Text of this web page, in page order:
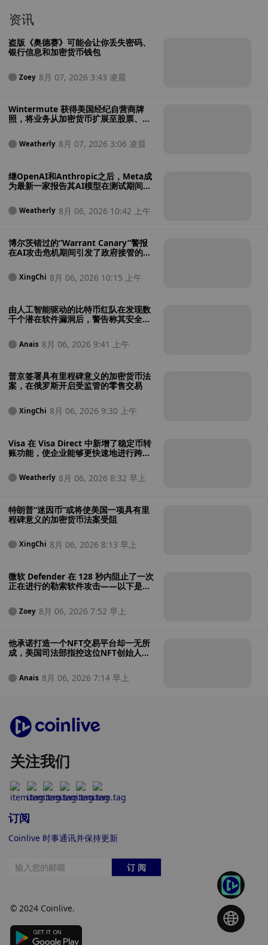
资讯
盗版《奥德赛》可能会让你丢失密码、
银行信息和加密货币钱包
Zoey 8月 07, 2026 3:43 凌晨
Wintermute 获得美国经纪自营商牌
照，将业务从加密货币扩展至股票、大
Weatherly 8月 07, 2026 3:06 凌晨
继OpenAI和Anthropic之后，Meta成
为最新一家报告其AI模型在测试期间入
Weatherly 8月 06, 2026 10:42 上午
博尔茨错过的“Warrant Canary”警报
在AI攻击危机期间引发了政府接管的担
XingChi 8月 06, 2026 10:15 上午
由人工智能驱动的比特币红队在发现数
千个潜在软件漏洞后，警告称其安全性
Anais 8月 06, 2026 9:41 上午
普京签署具有里程碑意义的加密货币法
案，在俄罗斯开启受监管的零售交易
XingChi 8月 06, 2026 9:30 上午
Visa 在 Visa Direct 中新增了稳定币转
账功能，使企业能够更快速地进行跨境
Weatherly 8月 06, 2026 8:32 早上
特朗普“迷因币”或将使美国一项具有里
程碑意义的加密货币法案受阻
XingChi 8月 06, 2026 8:13 早上
微软 Defender 在 128 秒内阻止了一次
正在进行的勒索软件攻击——以下是其
Zoey 8月 06, 2026 7:52 早上
他承诺打造一个NFT交易平台却一无所
成，美国司法部指控这位NFT创始人涉
Anais 8月 06, 2026 7:14 早上
关注我们
订阅
Coinlive 时事通讯并保持更新
订 阅
© 2024 Coinlive.